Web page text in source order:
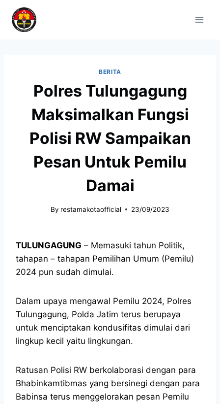
BERITA
Polres Tulungagung
Maksimalkan Fungsi
Polisi RW Sampaikan
Pesan Untuk Pemilu
Damai
By restamakotaofficial 23/09/2023
TULUNGAGUNG – Memasuki tahun Politik,
tahapan – tahapan Pemilihan Umum (Pemilu)
2024 pun sudah dimulai.
Dalam upaya mengawal Pemilu 2024, Polres
Tulungagung, Polda Jatim terus berupaya
untuk menciptakan kondusifitas dimulai dari
lingkup kecil yaitu lingkungan.
Ratusan Polisi RW berkolaborasi dengan para
Bhabinkamtibmas yang bersinegi dengan para
Babinsa terus menggelorakan pesan Pemilu